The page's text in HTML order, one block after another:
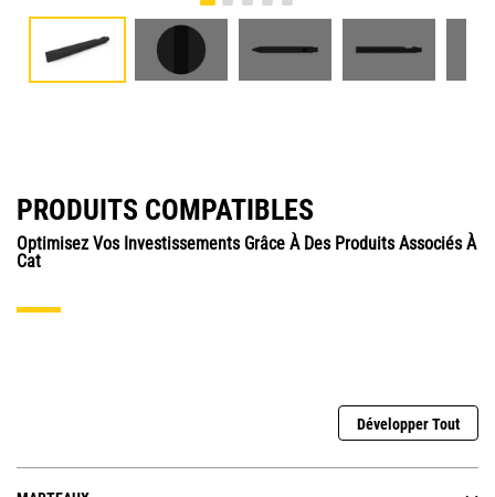
PRODUITS COMPATIBLES
Optimisez Vos Investissements Grâce À Des Produits Associés À
Cat
Développer Tout